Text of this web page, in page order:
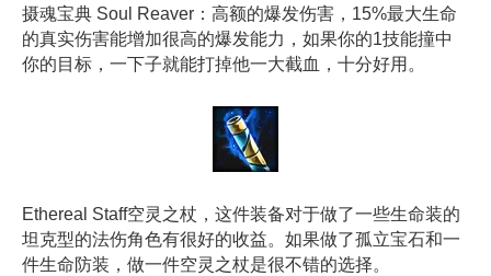
摄魂宝典 Soul Reaver：高额的爆发伤害，15%最大生命
的真实伤害能增加很高的爆发能力，如果你的1技能撞中
你的目标，一下子就能打掉他一大截血，十分好用。
Ethereal Staff空灵之杖，这件装备对于做了一些生命装的
坦克型的法伤角色有很好的收益。如果做了孤立宝石和一
件生命防装，做一件空灵之杖是很不错的选择。